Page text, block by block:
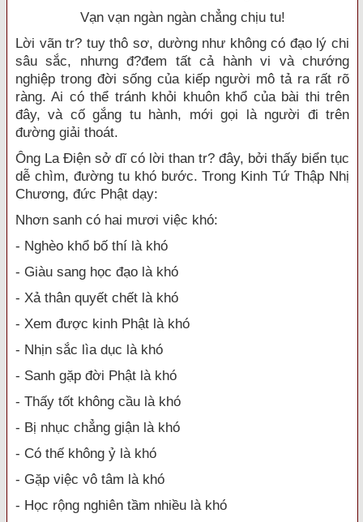
Vạn vạn ngàn ngàn chẳng chịu tu!
Lời vãn tr? tuy thô sơ, dường như không có đạo lý chi
sâu sắc, nhưng đ?đem tất cả hành vi và chướng
nghiệp trong đời sống của kiếp người mô tả ra rất rõ
ràng. Ai có thể tránh khỏi khuôn khổ của bài thi trên
đây, và cố gắng tu hành, mới gọi là người đi trên
đường giải thoát.
Ông La Điện sở dĩ có lời than tr? đây, bởi thấy biển tục
dễ chìm, đường tu khó bước. Trong Kinh Tứ Thập Nhị
Chương, đức Phật dạy:
Nhơn sanh có hai mươi việc khó:
- Nghèo khổ bố thí là khó
- Giàu sang học đạo là khó
- Xả thân quyết chết là khó
- Xem được kinh Phật là khó
- Nhịn sắc lìa dục là khó
- Sanh gặp đời Phật là khó
- Thấy tốt không cầu là khó
- Bị nhục chẳng giận là khó
- Có thế không ỷ là khó
- Gặp việc vô tâm là khó
- Học rộng nghiên tầm nhiều là khó